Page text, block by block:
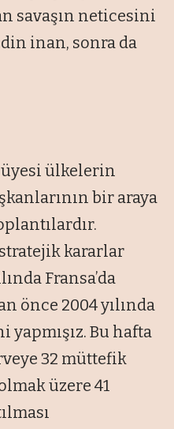
savaşın neticesini
inan, sonra da
üyesi ülkelerin
bir araya
kararlar
Fransa’da
önce 2004 yılında
Bu hafta
32 müttefik
üzere 41